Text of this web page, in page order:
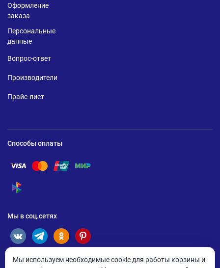
Оформление
заказа
Персональные
данные
Вопрос-ответ
Производители
Прайс-лист
Способы оплаты
Помощь по оплате Visa
Помощь по оплате Mastercard
Помощь по оплате UnionPay
Помощь по оплате Мир
Помощь по оплате СБП
Мы в соц.сетях
Мы используем необходимые cookie для работы корзины и